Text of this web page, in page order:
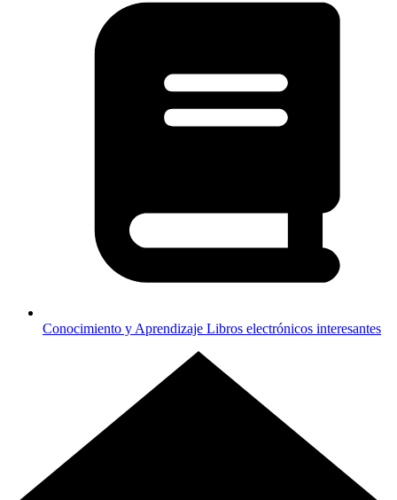
Conocimiento y Aprendizaje Libros electrónicos interesantes